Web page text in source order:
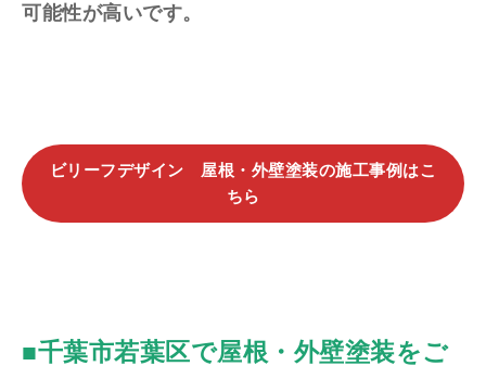
可能性が高いです。
ビリーフデザイン 屋根・外壁塗装の施工事例はこ
ちら
■千葉市若葉区で屋根・外壁塗装をご